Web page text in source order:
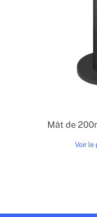
Mât de
Voir le